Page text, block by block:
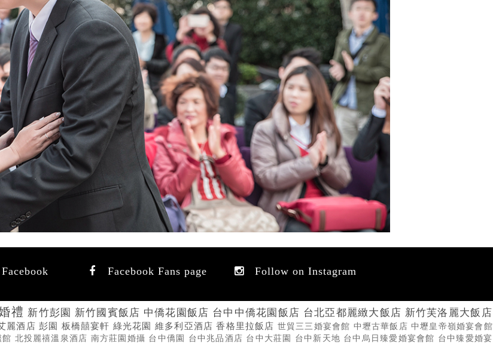
Facebook Fans page Follow on Instagram
禮 新竹彭園 新竹國賓飯店 中僑花園飯店 台中中僑花園飯店 台北亞都麗緻大飯店 新竹芙洛麗大飯店
麗酒店 彭園 板橋囍宴軒 綠光花園 維多利亞酒店香格里拉飯店 世貿三三婚宴會館 中壢古華飯店中壢皇帝嶺婚宴會館
館 北投麗禧溫泉酒店 南方莊園婚攝 台中僑園 台中兆品酒店 台中大莊園 台中新天地 台中烏日臻愛婚宴會館 台中臻愛婚宴